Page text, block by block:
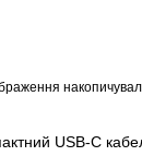
USB‑C